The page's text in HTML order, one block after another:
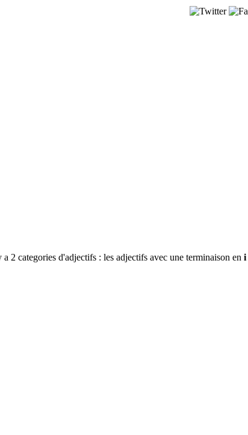
2 categories d'adjectifs : les adjectifs avec une terminaison en i